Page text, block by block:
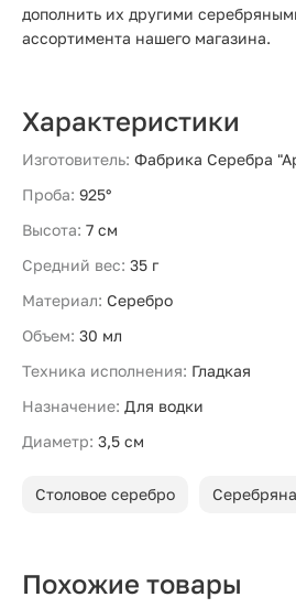
дополнить их другими
ассортимента нашего магазина.
Характеристики
Изготовитель: Фабрика Серебра
Проба: 925°
Высота: 7 см
Средний вес: 35 г
Материал: Серебро
Объем: 30 мл
Техника исполнения: Гладкая
Назначение: Для водки
Диаметр: 3,5 см
Столовое серебро
Похожие товары